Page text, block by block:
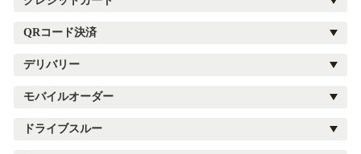
QRコード決済
デリバリー
モバイルオーダー
ドライブスルー